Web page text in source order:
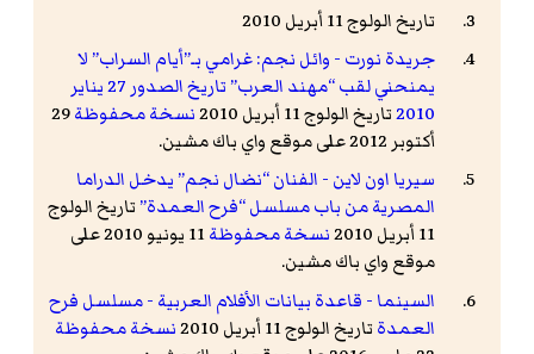
تاريخ الولوج 11 أبريل 2010
جريدة نورت - وائل نجم: غرامي بـ”أيام السراب” لا
يمنحني لقب “مهند العرب” تاريخ الصدور 27 يناير
2010تاريخ الولوج 11 أبريل 2010 نسخة محفوظة29
أكتوبر 2012 على موقع واي باك مشين.
سيريا اون لاين - الفنان “نضال نجم” يدخل الدراما
المصرية من باب مسلسل “فرح العمدة” تاريخ الولوج
11 أبريل 2010
نسخة محفوظة
11 يونيو 2010 على
موقع واي باك مشين.
السينما - قاعدة بيانات الأفلام العربية - مسلسل فرح
العمدة تاريخ الولوج 11 أبريل 2010
نسخة محفوظة